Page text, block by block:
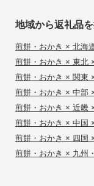
地域から返礼品
煎餅・おかき × 北海
煎餅・おかき × 東北
煎餅・おかき × 関東
煎餅・おかき × 中部
煎餅・おかき × 近畿
煎餅・おかき × 中国
煎餅・おかき × 四国
煎餅・おかき × 九州